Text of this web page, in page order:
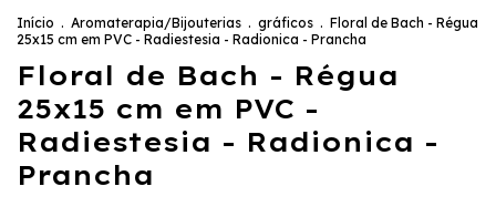
Início . Aromaterapia/Bijouterias . gráficos . Floral de Bach - Régua
25x15 cm em PVC - Radiestesia - Radionica - Prancha
Floral de Bach - Régua
25x15 cm em PVC -
Radiestesia - Radionica -
Prancha